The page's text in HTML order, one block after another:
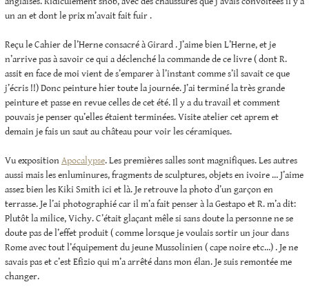
un an et dont le prix m’avait fait fuir .
Reçu le Cahier de l’Herne consacré à Girard . J’aime bien L’Herne, et je
n’arrive pas à savoir ce qui a déclenché la commande de ce livre ( dont R.
assit en face de moi vient de s’emparer à l’instant comme s’il savait ce que
j’écris !!) Donc peinture hier toute la journée. J’ai terminé la très grande
peinture et passe en revue celles de cet été. Il y a du travail et comment
pouvais je penser qu’elles étaient terminées. Visite atelier cet aprem et
demain je fais un saut au château pour voir les céramiques.
Vu expositionApocalypse. Les premières salles sont magnifiques. Les autres
aussi mais les enluminures, fragments de sculptures, objets en ivoire … J’aime
assez bien les Kiki Smith ici et là. Je retrouve la photo d’un garçon en
terrasse. Je l’ai photographié car il m’a fait penser à la Gestapo et R. m’a dit:
Plutôt la milice, Vichy. C’était glaçant mêle si sans doute la personne ne se
doute pas de l’effet produit ( comme lorsque je voulais sortir un jour dans
Rome avec tout l’équipement du jeune Mussolinien ( cape noire etc…) . Je ne
savais pas et c’est Efizio qui m’a arrêté dans mon élan. Je suis remontée me
changer.